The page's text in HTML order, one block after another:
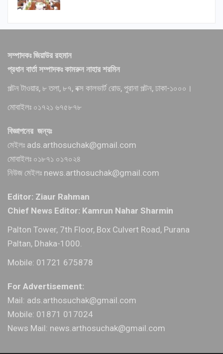
সম্পাদকঃ জিয়াউর রহমান
প্রধান বার্তা সম্পাদকঃ কামরুন নাহার শরমিন
পল্টন টাওয়ার, ৮ তলা, ৮৭, বক্স কালভার্ট রোড, পুরানা পল্টন, ঢাকা-১০০০।
মোবাইলঃ ০১৭২১ ৬৭৫৮৭৮
বিজ্ঞাপনের জন্যঃ
মেইলঃ ads.arthosuchak@gmail.com
মোবাইলঃ ০১৮৭১ ০১৭০২৪
নিউজ মেইলঃ news.arthosuchak@gmail.com
Editor: Ziaur Rahman
Chief News Editor: Kamrun Nahar Sharmin
Palton Tower, 7th Floor, Box Culvert Road, Purana
Paltan, Dhaka-1000.
Mobile: 01721 675878
For Advertisement:
Mail: ads.arthosuchak@gmail.com
Mobile: 01871 017024
News Mail: news.arthosuchak@gmail.com